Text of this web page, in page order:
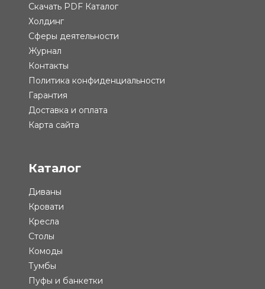
Скачать PDF Каталог
Холдинг
Сферы деятельности
Журнал
Контакты
Политика конфиденциальности
Гарантия
Доставка и оплата
Карта сайта
Каталог
Диваны
Кровати
Кресла
Столы
Комоды
Тумбы
Пуфы и банкетки